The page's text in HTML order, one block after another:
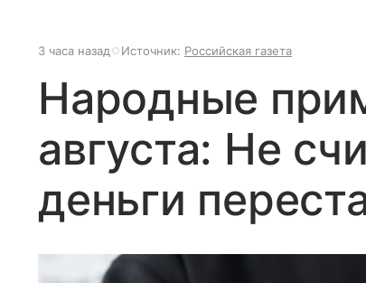
3 часа назад Источник: Российская газета
Народные
августа: Не
деньги